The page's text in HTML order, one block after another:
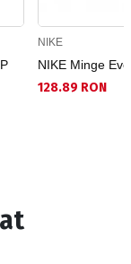
NIKE
NIKE Minge
128.89 RON